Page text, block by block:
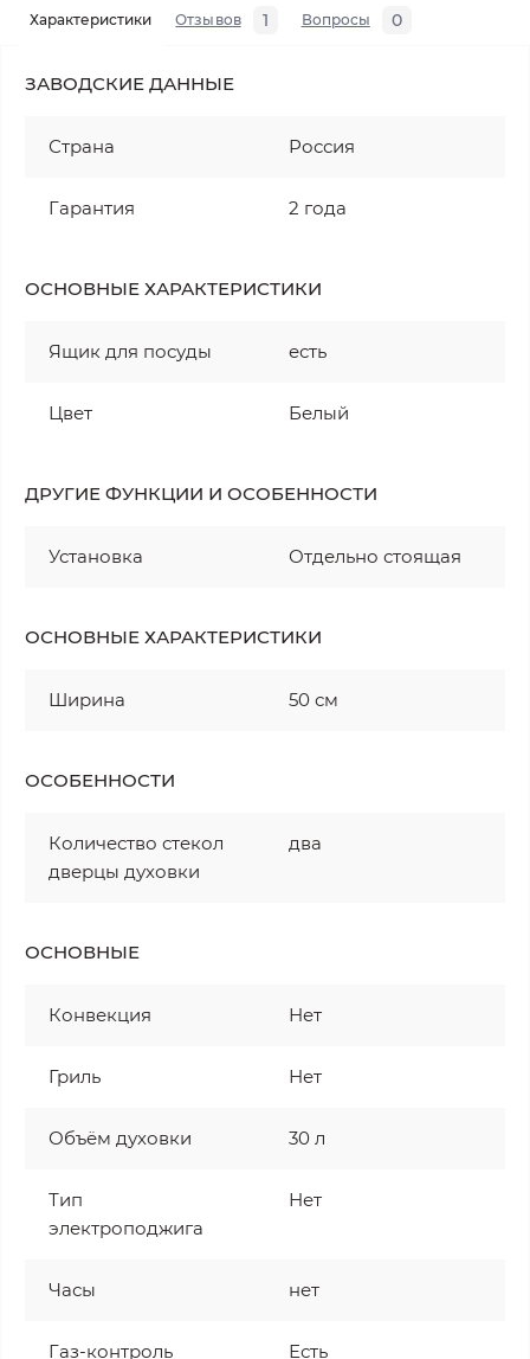
Характеристики Отзывов 1 Вопросы 0
ЗАВОДСКИЕ ДАННЫЕ
Страна Россия
Гарантия 2 года
ОСНОВНЫЕ ХАРАКТЕРИСТИКИ
Ящик для посуды есть
Цвет Белый
ДРУГИЕ ФУНКЦИИ И ОСОБЕННОСТИ
Установка Отдельно стоящая
ОСНОВНЫЕ ХАРАКТЕРИСТИКИ
Ширина 50 см
ОСОБЕННОСТИ
Количество стекол
дверцы духовки
два
ОСНОВНЫЕ
Конвекция Нет
Гриль Нет
Объём духовки 30 л
Тип
электроподжига
Нет
Часы нет
Газ-контроль Есть